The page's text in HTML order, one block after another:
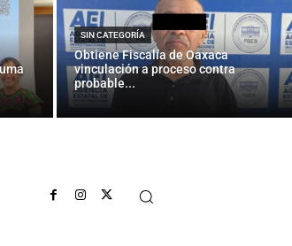
SIN CATEGORÍA
Obtiene Fiscalía de Oaxaca
vinculación a proceso contra
probable...